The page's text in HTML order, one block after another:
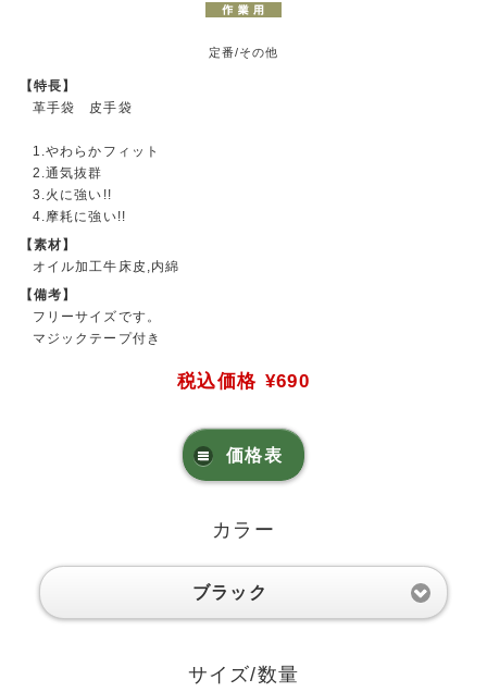
定番/その他
【特長】
革手袋 皮手袋
1.やわらかフィット
2.通気抜群
3.火に強い!!
4.摩耗に強い!!
【素材】
オイル加工牛床皮,内綿
【備考】
フリーサイズです。
マジックテープ付き
税込価格 ¥690
価格表
カラー
ブラック
サイズ/数量